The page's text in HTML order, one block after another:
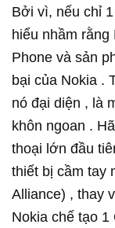
Bởi vì, nếu chỉ
hiểu nhầm
Phone và sản
bại của Nokia .
nó đại diện , là
khôn ngoan .
thoại lớn đầu
thiết bị cầm tay
Alliance) , thay
Nokia chế tạo